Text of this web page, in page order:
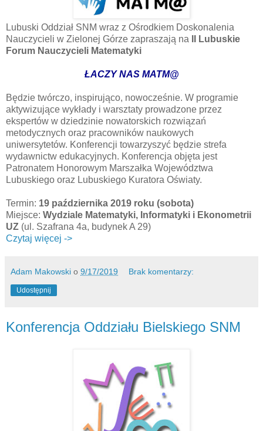
Lubuski Oddział SNM wraz z Ośrodkiem Doskonalenia
Nauczycieli w Zielonej Górze zapraszają na
II Lubuskie
Forum Nauczycieli Matematyki
ŁACZY NAS MATM@
Będzie twórczo, inspirująco, nowocześnie. W programie
aktywizujące wykłady i warsztaty prowadzone przez
ekspertów w dziedzinie nowatorskich rozwiązań
metodycznych oraz pracowników naukowych
uniwersytetów. Konferencji towarzyszyć będzie strefa
wydawnictw edukacyjnych. Konferencja objęta jest
Patronatem Honorowym Marszałka Województwa
Lubuskiego oraz Lubuskiego Kuratora Oświaty.
Termin: 19 października 2019 roku (sobota)
Miejsce: Wydziale Matematyki, Informatyki i Ekonometrii
UZ (ul. Szafrana 4a, budynek A 29)
Czytaj więcej ->
Adam Makowski o 9/17/2019 Brak komentarzy:
Udostępnij
Konferencja Oddziału Bielskiego SNM